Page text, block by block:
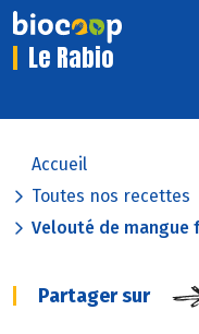
Le Rabio
Accueil
Toutes nos recettes
Velouté de mangue
Partager sur